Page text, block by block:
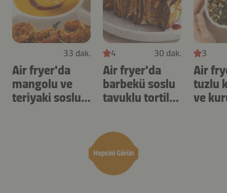
Hepsini Görün
33 dak.
Air fryer'da
mangolu ve
teriyaki soslu
4 30 dak.
Air fryer'da
barbekü soslu
tavuklu tortilla
3
Air
tuzlu
ve